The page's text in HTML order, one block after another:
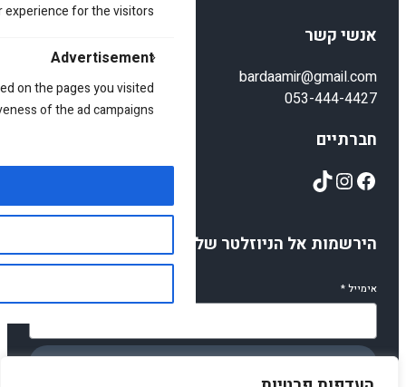
for the visitors.
Advertisement
on the pages you visited
of the ad campaigns.
אנשי קשר
bardaamir@gmail.com
053-444-4427
חברתיים
Facebook
Instagram
TikTok
הירשמות אל הניוזלטר שלנו
אימייל*